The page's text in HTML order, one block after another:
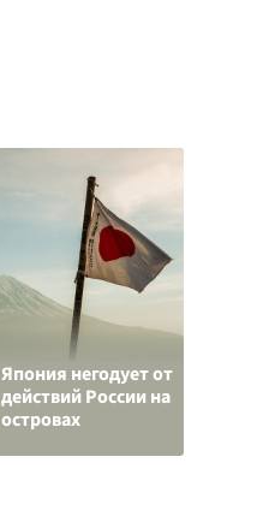
Япония негодует от
действий России на
островах